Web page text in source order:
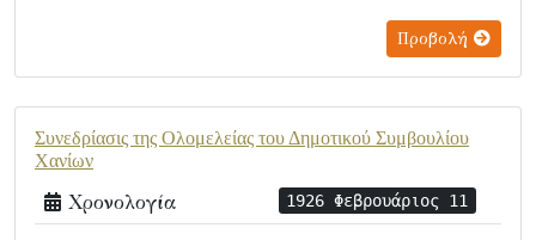
Προβολή
Συνεδρίασις της Ολομελείας του Δημοτικού Συμβουλίου
Χανίων
Χρονολογία 1926 Φεβρουάριος 11